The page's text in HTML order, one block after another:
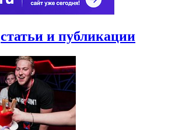
статьи и публикации